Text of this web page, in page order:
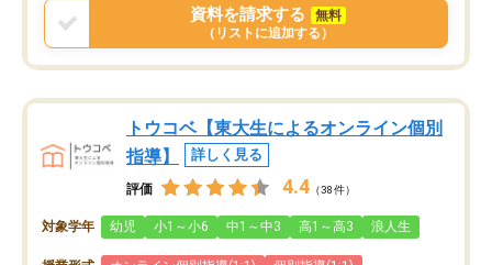
資料を請求する
無料
（リストに追加する）
トウコベ【東大生によるオンライン個別
指導】
詳しく見る
評価 4.4 （38件）
対象学年 幼児 小1～小6 中1～中3 高1～高3 浪人生